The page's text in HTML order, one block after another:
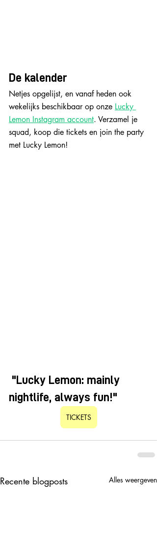
De kalender
Netjes opgelijst, en vanaf heden ook
wekelijks beschikbaar op onze Lucky
Lemon Instagram account. Verzamel je
squad, koop die tickets en join the party
met Lucky Lemon!
nightlife, always fun!"
TICKETS
Recente blogposts Alles weergeven